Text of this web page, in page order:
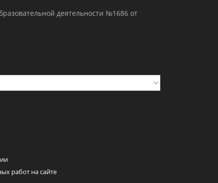
деятельности №1686 от
работ на сайте